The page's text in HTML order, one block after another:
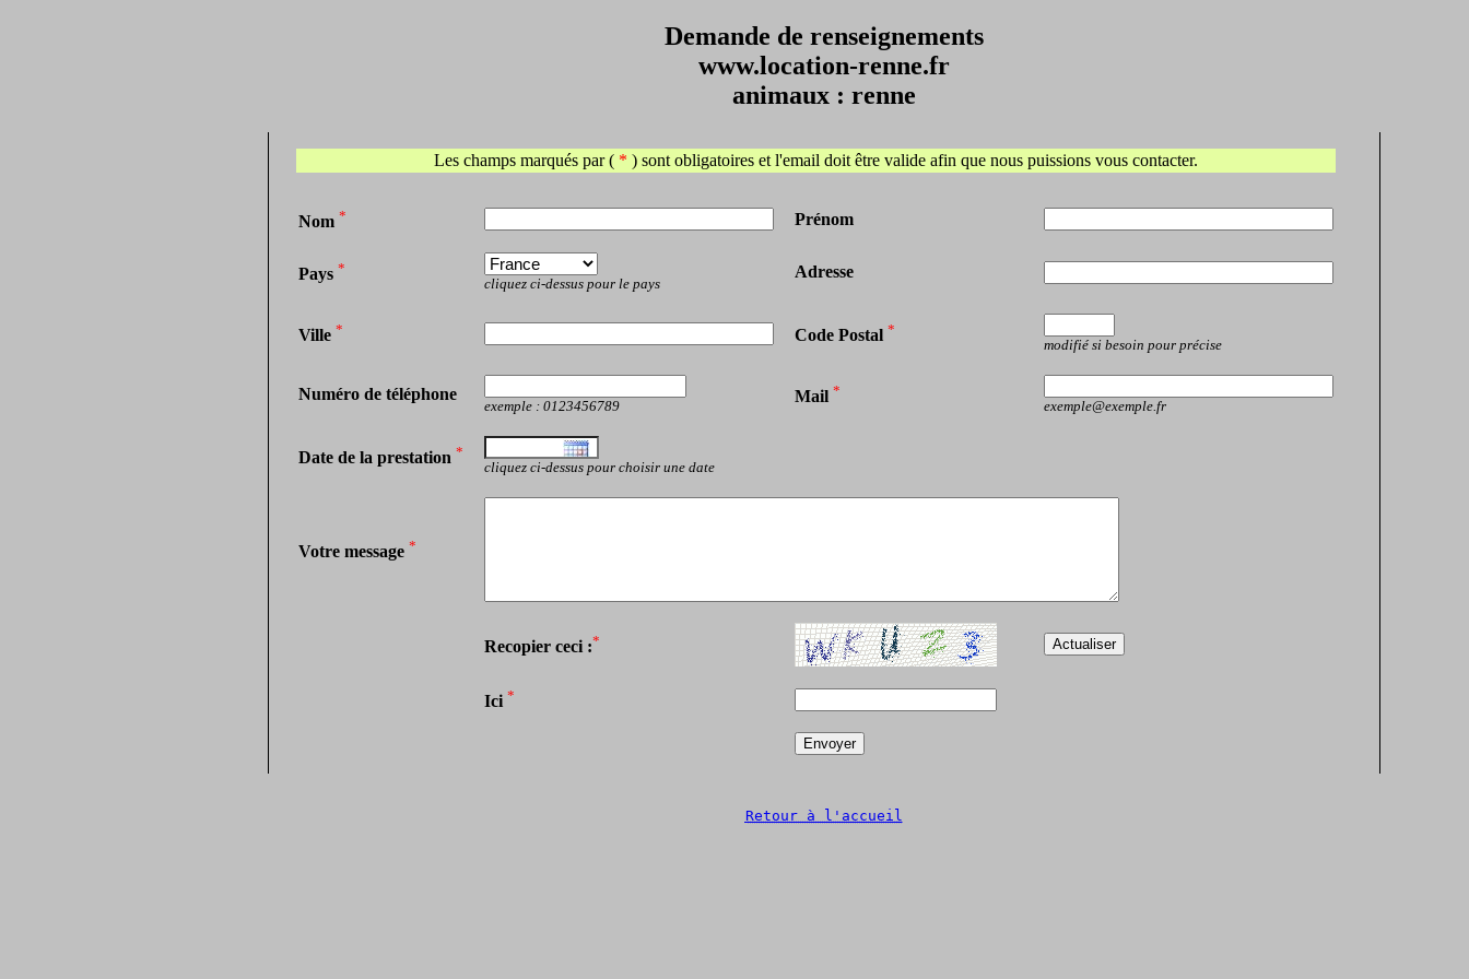
Demande de renseignements
www.location-renne.fr
animaux : renne
Les champs marqués par ( * ) sont obligatoires et l'email doit être valide afin que nous puissions vous contacter.
Nom * Prénom
Pays *
cliquez ci-dessus pour le pays
Adresse
Ville * Code Postal *
modifié si besoin pour précise
Numéro de téléphone
exemple : 0123456789
Mail *
exemple@exemple.fr
Date de la prestation *
cliquez ci-dessus pour choisir une date
Votre message *
Recopier ceci :*
Ici *
Retour à l'accueil